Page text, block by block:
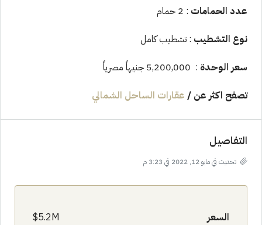
عدد الحمامات : 2 حمام
نوع التشطيب : تشطيب كامل
سعر الوحدة : 5,200,000 جنيهاً مصرياً
تصفح اكثر عن / عقارات الساحل الشمالي
التفاصيل
تحديث في مايو 12, 2022 في 3:23 م
السعر 5.2M$